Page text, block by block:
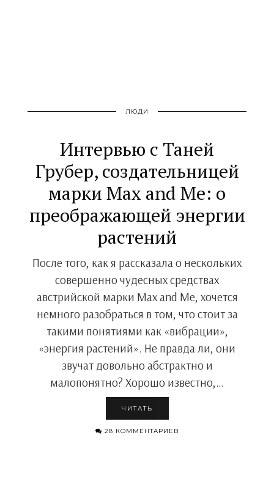
ЛЮДИ
Интервью с Таней
Грубер, создательницей
марки Max and Me: о
преображающей энергии
растений
После того, как я рассказала о нескольких
совершенно чудесных средствах
австрийской марки Max and Me, хочется
немного разобраться в том, что стоит за
такими понятиями как «вибрации»,
«энергия растений». Не правда ли, они
звучат довольно абстрактно и
малопонятно? Хорошо известно,…
ЧИТАТЬ
28 КОММЕНТАРИЕВ